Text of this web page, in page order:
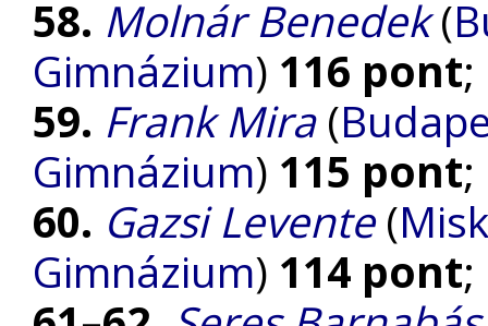
58. Molnár Benedek(
Gimnázium) 116 pont;
59. Frank Mira(
Gimnázium) 115 pont;
60. Gazsi Levente(
Gimnázium) 114 pont;